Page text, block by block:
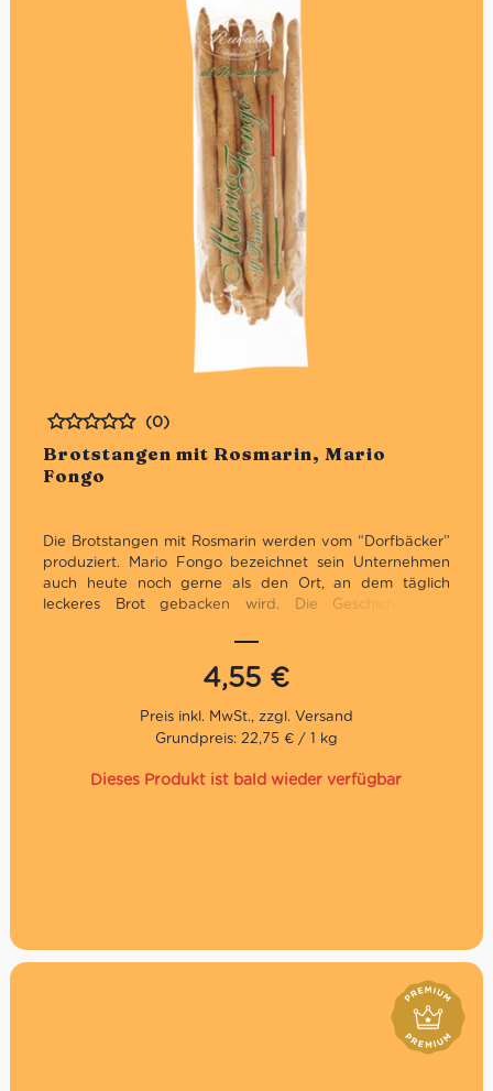
Brotstangen mit Rosmarin, Mario
Fongo
Bewertet
(0)
Die Brotstangen mit Rosmarin werden vom “Dorfbäcker”
produziert. Mario Fongo bezeichnet sein Unternehmen
auch heute noch gerne als den Ort, an dem täglich
leckeres Brot gebacken wird.
Die Geschichte des
Herzen der Provinz Asti verbunden, wo 1945 der erste
Dorfofen eingeweiht wurde. Dort begann jene “lange
Liebesgeschichte”, die die Familie Fongo immer noch mit
der besten italienischen Bäckereitradition verbindet. Die
Familie ist auf der ganzen Welt für ihre Kreationen
Das Gebäck ist vor allem als Appetitanreger bekannt. Die
hier aufgeführten Grissini sind mit Rosmarin verfeinert.
4,55 €
Grundpreis: 22,75 € / 1 kg
Dieses Produkt ist bald wieder verfügbar